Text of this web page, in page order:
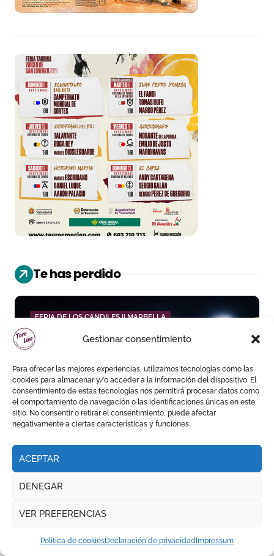
Gestionar consentimiento
Para ofrecer las mejores experiencias, utilizamos tecnologías como las
cookies para almacenar y/o acceder a la información del dispositivo. El
consentimiento de estas tecnologías nos permitirá procesar datos como
el comportamiento de navegación o las identificaciones únicas en este
sitio. No consentir o retirar el consentimiento, puede afectar
negativamente a ciertas características y funciones.
ACEPTAR
DENEGAR
VER PREFERENCIAS
Política de cookiesDeclaración de privacidad Impressum
Te has perdido
FERIA DE LOS CANDILES || MARBELLA
Aarón Palacio ilumina
Marbella y sale reforzado
junto a Manzanares y
Morante
TEMPORADA DE VERANO || EL PUERTO DE SANTA MARÍA